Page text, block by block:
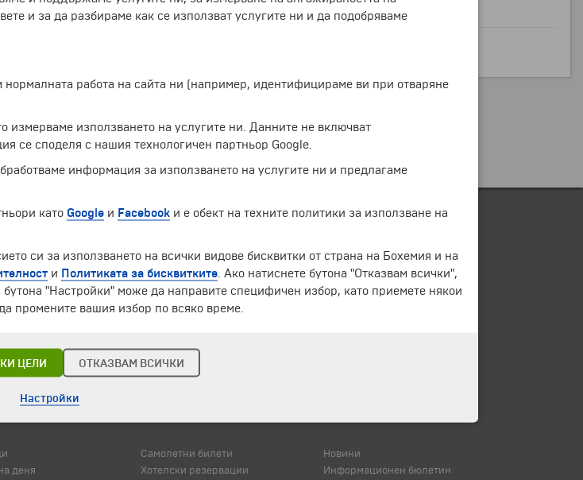
чужденец
ЧЛЕН НА
деня
Самолетни билети
Хотелски резервации
Новини
Информационен бюлетин
и за да разбираме как се използват услугите ни и да подобряваме
нормалната работа на сайта ни (например, идентифицираме ви при отваряне
измерваме използването на услугите ни. Данните не включват
се споделя с нашия технологичен партньор Google.
информация за използването на услугите ни и предлагаме
като Google и Facebook и е обект на техните политики за използване на
си за използването на всички видове бисквитки от страна на Бохемия и на
и Политиката за бисквитките . Ако натиснете бутона "Отказвам всички",
"Настройки" може да направите специфичен избор, като приемете някои
промените вашия избор по всяко време.
ЦЕЛИ ОТКАЗВАМ ВСИЧКИ
Настройки